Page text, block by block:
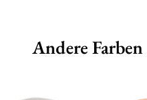
Andere Farben